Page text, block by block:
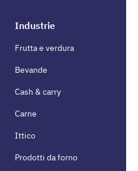
Industrie
Frutta e verdura
Bevande
Cash & carry
Carne
Ittico
Prodotti da forno